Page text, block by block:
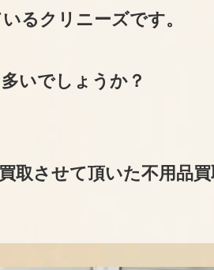
るクリニーズです。
いでしょうか？
取させて頂いた不用品